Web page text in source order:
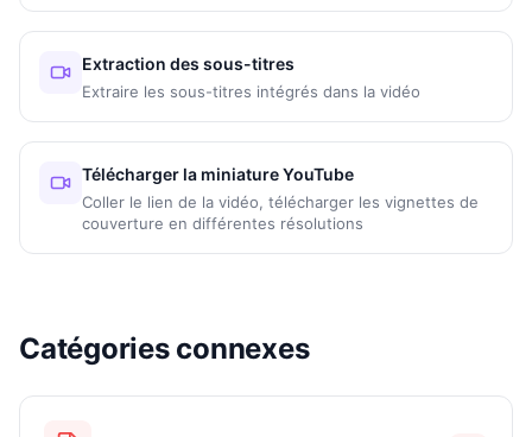
Extraction des sous-titres
Extraire les sous-titres intégrés dans la vidéo
Télécharger la miniature YouTube
Coller le lien de la vidéo, télécharger les vignettes de
couverture en différentes résolutions
Catégories connexes